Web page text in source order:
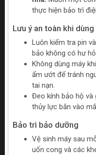
thực hiện bảo trì
Lưu ý an toàn khi dùng
Luôn kiểm tra pin
bảo không có hư
Không dùng máy
ẩm ướt để tránh
tai nạn.
Đeo kính bảo hộ và
thủy lực bắn vào
Bảo trì bảo dưỡng
Vệ sinh máy sau
uốn cong và các